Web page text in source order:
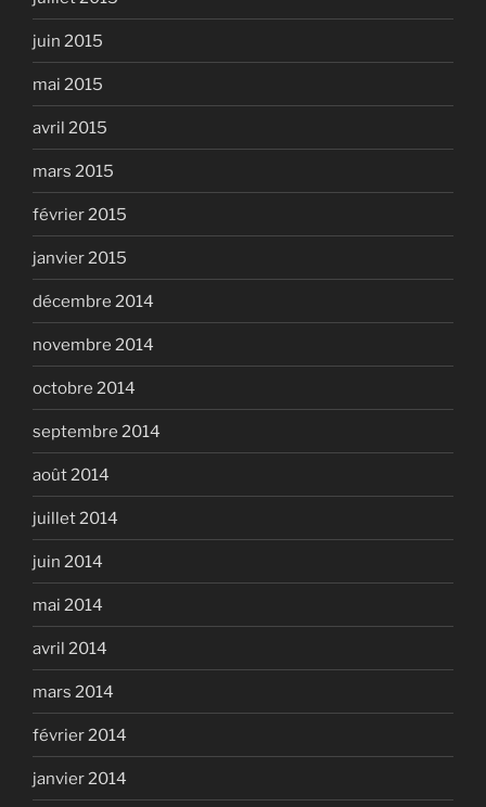
juin 2015
mai 2015
avril 2015
mars 2015
février 2015
janvier 2015
décembre 2014
novembre 2014
octobre 2014
septembre 2014
août 2014
juillet 2014
juin 2014
mai 2014
avril 2014
mars 2014
février 2014
janvier 2014